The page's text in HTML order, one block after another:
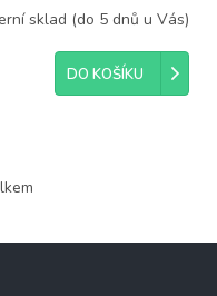
R
M
sklad (do 5 dnů u Vás)
DO KOŠÍKU